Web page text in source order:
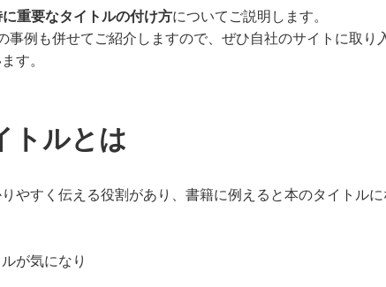
重要なタイトルの付け方についてご説明します。
事例も併せてご紹介しますので、ぜひ自社のサイトに取り
す。
トルとは
やすく伝える役割があり、書籍に例えると本のタイトルに
が気になり